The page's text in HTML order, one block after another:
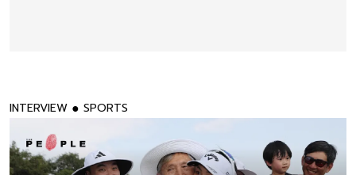
INTERVIEW SPORTS